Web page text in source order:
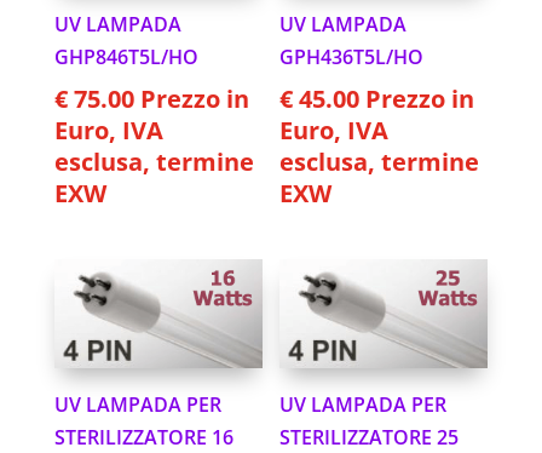
UV LAMPADA
GHP846T5L/HO
€75.00 Prezzo in
Euro, IVA
esclusa, termine
EXW
UV LAMPADA
GPH436T5L/HO
€45.00 Prezzo in
Euro, IVA
esclusa, termine
EXW
UV LAMPADA PER
STERILIZZATORE 16
UV LAMPADA PER
STERILIZZATORE 25